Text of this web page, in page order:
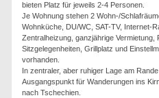
bieten Platz für jeweils 2-4 Personen.
Je Wohnung stehen 2 Wohn-/
Wohnküche, DU/WC, SAT-TV, Internet-
Zentralheizung, ganzjährige Vermietung,
Sitzgelegenheiten, Grillplatz und
vorhanden.
In zentraler, aber ruhiger Lage am
Ausgangspunkt für Wanderungen ins
nach Tschechien.